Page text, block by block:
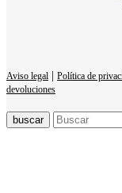
Aviso legal | Política de
devoluciones
buscar